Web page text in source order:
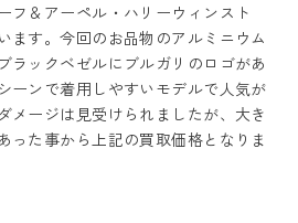
フ＆アーペル・ハリーウィンスト
ます。今回のお品物のアルミニウム
ラックベゼルにブルガリのロゴがあ
ーンで着用しやすいモデルで人気が
メージは見受けられましたが、大き
った事から上記の買取価格となりま